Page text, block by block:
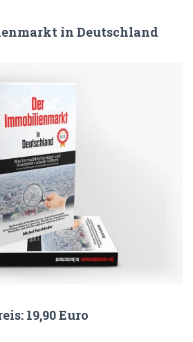
in Deutschland
19,90 Euro